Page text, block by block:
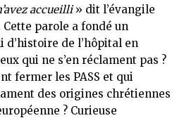
accueilli» dit l’évangile
Cette parole a fondé un
de l’hôpital en
qui ne s’en réclament pas ?
fermer les PASS et qui
des origines chrétiennes
? Curieuse